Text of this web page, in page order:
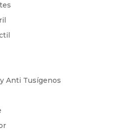
Anti Tusígenos